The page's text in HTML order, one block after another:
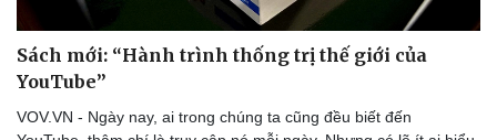
Sách mới: “Hành trình thống trị thế giới của
YouTube”
VOV.VN - Ngày nay, ai trong chúng ta cũng đều biết đến